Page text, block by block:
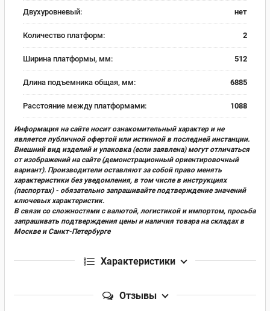
Двухуровневый: нет
Количество платформ: 2
Ширина платформы, мм: 512
Длина подъемника общая, мм: 6885
Расстояние между платформами: 1088
Информация на сайте носит ознакомительный характер и не
является публичной офертой или истинной в последней инстанции.
Внешний вид изделий и упаковка (если заявлена) могут отличаться
от изображений на сайте (демонстрационный ориентировочный
вариант). Производители оставляют за собой право менять
характеристики без уведомления, в том числе в инструкциях
(паспортах) - обязательно запрашивайте подтверждение значений
ключевых характеристик.
В связи со сложностями с валютой, логистикой и импортом, просьба
запрашивать подтверждения цены и наличия товара на складах в
Москве и Санкт-Петербурге
Характеристики
Отзывы